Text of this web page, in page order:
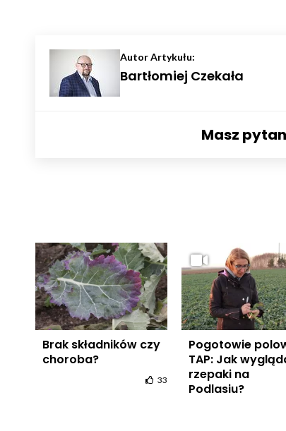
Autor Artykułu:
Bartłomiej Czekała
Masz
Brak składników czy
choroba?
33
Pogotowie
TAP: Jak
rzepaki na
Podlasiu?